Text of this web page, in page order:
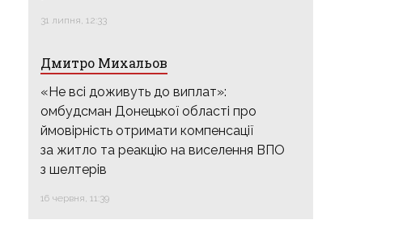
31 липня, 12:33
Дмитро Михальов
«Не всі доживуть до виплат»:
омбудсман Донецької області про
ймовірність отримати компенсації
за житло та реакцію на виселення ВПО
з шелтерів
16 червня, 11:39